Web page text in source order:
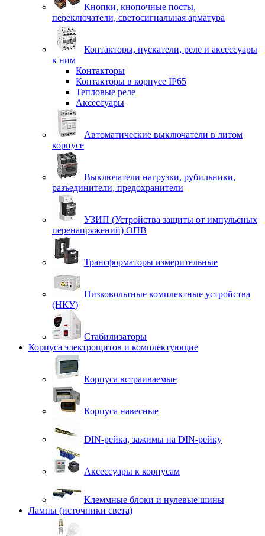
Кнопки, кнопочные посты,
переключатели, светосигнальная арматура
Контакторы, пускатели, реле и аксессуары
к ним
Контакторы
Контакторы в корпусе IP65
Тепловые реле
Аксессуары
Автоматические выключатели в литом
корпусе
Выключатели нагрузки, рубильники,
разъединители, предохранители
УЗИП (Устройства защиты от импульсных
перенапряжений) ОПВ
Трансформаторы измерительные
Низковольтные комплектные устройства
(НКУ)
Стабилизаторы
Корпуса электрощитов и комплектующие
Корпуса встраиваемые
Корпуса навесные
DIN-рейка, зажимы на DIN-рейку
Аксессуары к корпусам
Клеммные блоки и нулевые шины
Лампы (источники света)